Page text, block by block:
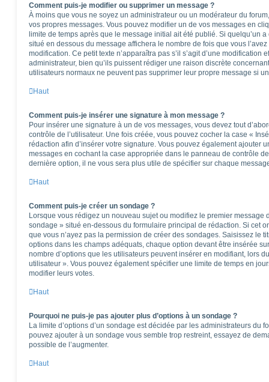
Comment puis-je modifier ou supprimer un message ?
À moins que vous ne soyez un administrateur ou un modérateur du
vos propres messages. Vous pouvez modifier un de vos messages en
limite de temps après que le message initial ait été publié. Si quelqu’un
situé en dessous du message affichera le nombre de fois que vous
modification. Ce petit texte n’apparaîtra pas s’il s’agit d’une modification
administrateur, bien qu’ils puissent rédiger une raison discrète
utilisateurs normaux ne peuvent pas supprimer leur propre message si
Haut
Comment puis-je insérer une signature à mon message ?
Pour insérer une signature à un de vos messages, vous devez tout
contrôle de l’utilisateur. Une fois créée, vous pouvez cocher la case «
rédaction afin d’insérer votre signature. Vous pouvez également ajouter
messages en cochant la case appropriée dans le panneau de contrôle
dernière option, il ne vous sera plus utile de spécifier sur chaque
Haut
Comment puis-je créer un sondage ?
Lorsque vous rédigez un nouveau sujet ou modifiez le premier message
sondage » situé en-dessous du formulaire principal de rédaction. Si cet
que vous n’ayez pas la permission de créer des sondages. Saisissez le
options dans les champs adéquats, chaque option devant être insérée
nombre d’options que les utilisateurs peuvent insérer en modifiant, lors
utilisateur ». Vous pouvez également spécifier une limite de temps en
modifier leurs votes.
Haut
Pourquoi ne puis-je pas ajouter plus d’options à un sondage ?
La limite d’options d’un sondage est décidée par les administrateurs du
pouvez ajouter à un sondage vous semble trop restreint, essayez de
possible de l’augmenter.
Haut